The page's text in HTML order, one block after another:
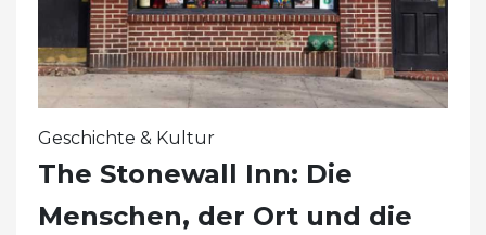
Geschichte & Kultur
The Stonewall Inn: Die
Menschen, der Ort und die